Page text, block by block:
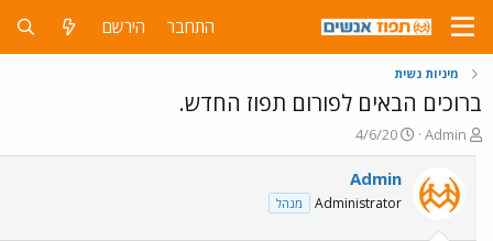
התחבר הירשם
מיניות נשית
ברוכים הבאים לפורום תפוז החדש.
פ
ו
ח
Admin
פ
ו
ר
ם
4/6/20
Admin
Administrator מנהל